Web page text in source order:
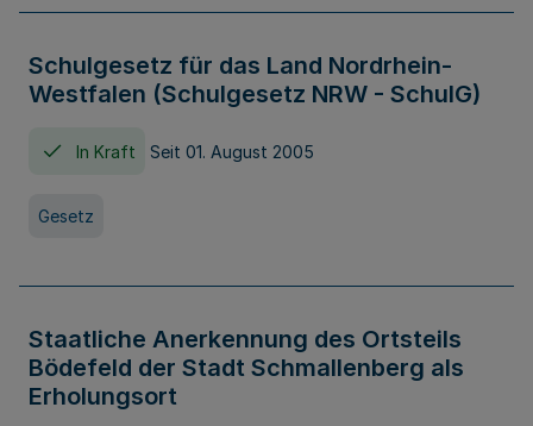
Schulgesetz für das Land Nordrhein-
Westfalen (Schulgesetz NRW - SchulG)
In Kraft Seit 01. August 2005
Gesetz
Staatliche Anerkennung des Ortsteils
Bödefeld der Stadt Schmallenberg als
Erholungsort